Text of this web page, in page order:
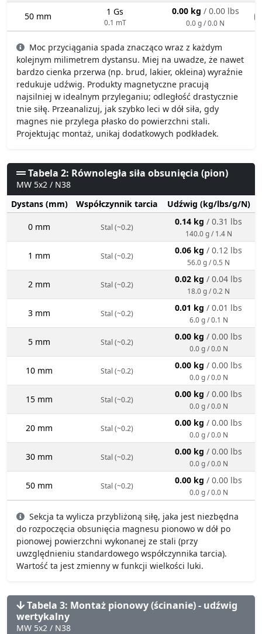
50 mm 1 Gs
0.1 mT
0.00 kg / 0.00 lbs
0.0 g / 0.0 N
Moc przyciągania spada znacząco wraz z każdym
kolejnym milimetrem dystansu. Miej na uwadze, że nawet
bardzo cienka przerwa (np. brud, lakier, okleina) wyraźnie
redukuje udźwig. Produkty magnetyczne pracują
najsilniej w idealnym przyleganiu; odległość drastycznie
tnie siłę. Przeanalizuj, jak szybko leci w dół siła, gdy
magnes nie przylega płasko do powierzchni stali.
Projektując montaż, unikaj dodatkowych podkładek.
Tabela 2: Równoległa siła obsunięcia (pion)
MW 5x2 / N38
Dystans (mm)
Współczynnik tarcia Udźwig (kg/lbs/g/N)
0 mm Stal (~0.2)
0.14 kg / 0.31 lbs
140.0 g / 1.4 N
1 mm Stal (~0.2)
0.06 kg / 0.12 lbs
56.0 g / 0.5 N
2 mm Stal (~0.2)
0.02 kg / 0.04 lbs
18.0 g / 0.2 N
3 mm Stal (~0.2)
0.01 kg / 0.01 lbs
6.0 g / 0.1 N
5 mm Stal (~0.2)
0.00 kg / 0.00 lbs
0.0 g / 0.0 N
10 mm Stal (~0.2)
0.00 kg / 0.00 lbs
0.0 g / 0.0 N
15 mm Stal (~0.2)
0.00 kg / 0.00 lbs
0.0 g / 0.0 N
20 mm Stal (~0.2)
0.00 kg / 0.00 lbs
0.0 g / 0.0 N
30 mm Stal (~0.2)
0.00 kg / 0.00 lbs
0.0 g / 0.0 N
50 mm Stal (~0.2)
0.00 kg / 0.00 lbs
0.0 g / 0.0 N
Sekcja ta wylicza przybliżoną siłę, jaka jest niezbędna
do rozpoczęcia obsunięcia magnesu pionowo w dół po
pionowej powierzchni wykonanej ze stali (przy
uwzględnieniu standardowego współczynnika tarcia).
Wartość ta jest zmienny w funkcji wielkości luki.
Tabela 3: Montaż pionowy (ścinanie) - udźwig
wertykalny
MW 5x2 / N38